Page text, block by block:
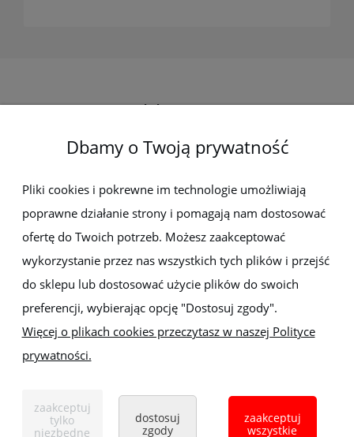
Elektro-met
Pomoc
Dostawa i płatności
Moje konto
Gwarancja i zwroty
O firmie
Handlowa 1, 35-103 Rzeszów
Tel:
+48 17 853 90 49 +48 668 191 214
Dbamy o Twoją prywatność
Pliki cookies i pokrewne im technologie umożliwiają
poprawne działanie strony i pomagają nam dostosować
ofertę do Twoich potrzeb. Możesz zaakceptować
wykorzystanie przez nas wszystkich tych plików i przejść
do sklepu lub dostosować użycie plików do swoich
preferencji, wybierając opcję "Dostosuj zgody".
Więcej o plikach cookies przeczytasz w naszej Polityce
prywatności.
zaakceptuj
tylko
niezbędne
dostosuj
zgody
zaakceptuj
wszystkie